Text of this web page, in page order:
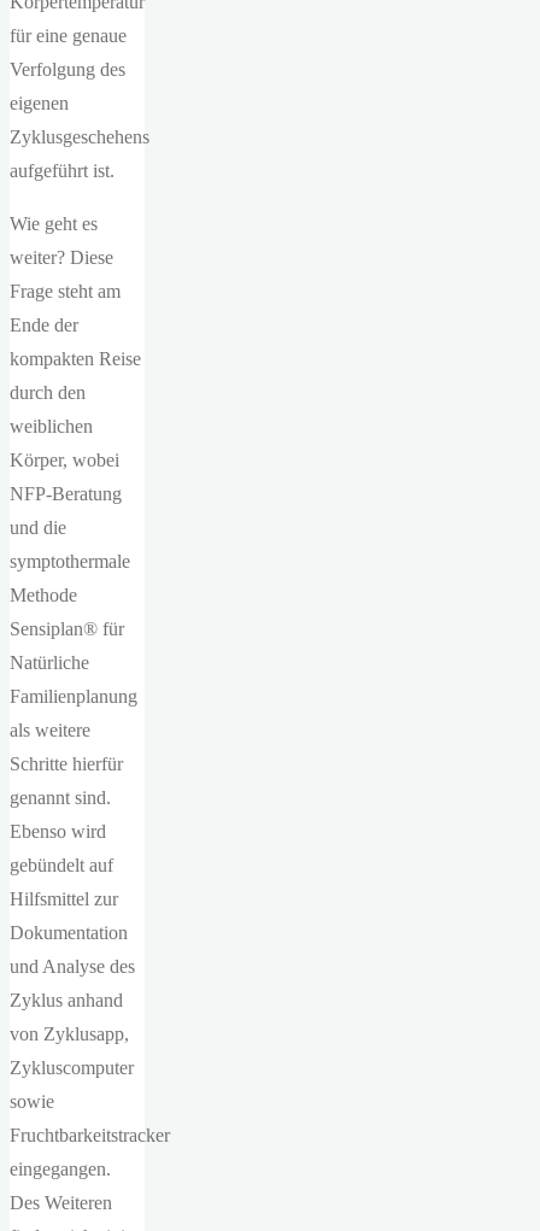
für eine genaue
Verfolgung des
eigenen
Zyklusgeschehens
aufgeführt ist.
Wie geht es
weiter? Diese
Frage steht am
Ende der
kompakten Reise
durch den
weiblichen
Körper, wobei
NFP-Beratung
und die
symptothermale
Methode
Sensiplan® für
Natürliche
Familienplanung
als weitere
Schritte hierfür
genannt sind.
Ebenso wird
gebündelt auf
Hilfsmittel zur
Dokumentation
und Analyse des
Zyklus anhand
von Zyklusapp,
Zykluscomputer
sowie
Fruchtbarkeitstracker
eingegangen.
Des Weiteren